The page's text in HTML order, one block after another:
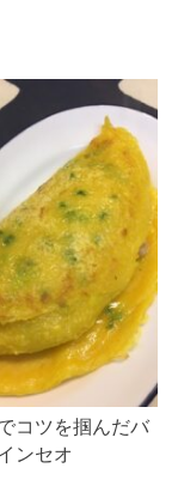
コツを掴んだバ
ンセオ